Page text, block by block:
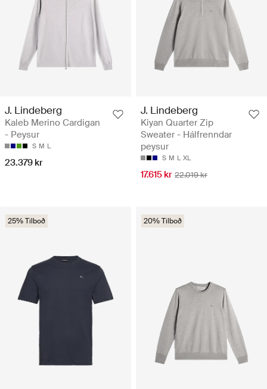
J. Lindeberg
Kaleb Merino Cardigan
- Peysur
S M L
23.379 kr
J. Lindeberg
Kiyan Quarter Zip
Sweater - Hálfrenndar
peysur
S M L XL
17.615 kr 22.019 kr
25% Tilboð 20% Tilboð